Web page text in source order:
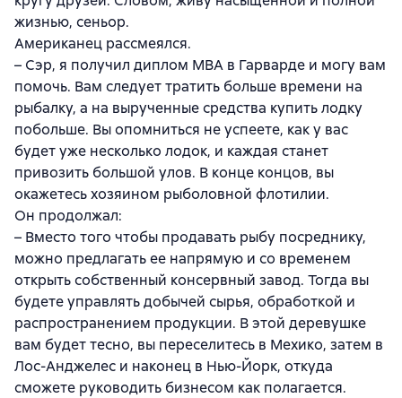
жизнью, сеньор.
Американец рассмеялся.
– Сэр, я получил диплом MBA в Гарварде и могу вам
помочь. Вам следует тратить больше времени на
рыбалку, а на вырученные средства купить лодку
побольше. Вы опомниться не успеете, как у вас
будет уже несколько лодок, и каждая станет
привозить большой улов. В конце концов, вы
окажетесь хозяином рыболовной флотилии.
Он продолжал:
– Вместо того чтобы продавать рыбу посреднику,
можно предлагать ее напрямую и со временем
открыть собственный консервный завод. Тогда вы
будете управлять добычей сырья, обработкой и
распространением продукции. В этой деревушке
вам будет тесно, вы переселитесь в Мехико, затем в
Лос-Анджелес и наконец в Нью-Йорк, откуда
сможете руководить бизнесом как полагается.